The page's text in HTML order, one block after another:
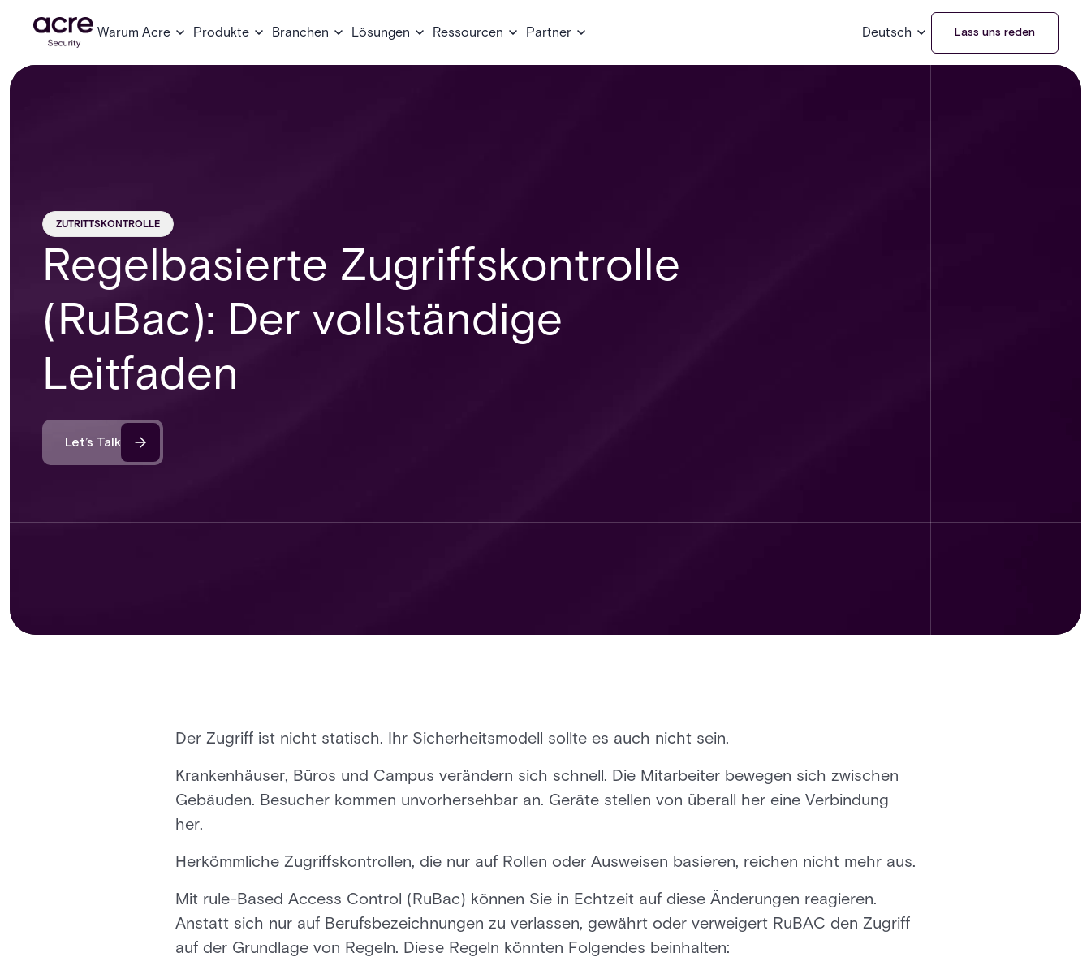
Warum Acre Produkte Branchen Lösungen Ressourcen Partner Deutsch Lass uns reden
ZUTRITTSKONTROLLE
Regelbasierte Zugriffskontrolle
(RuBac): Der vollständige
Leitfaden
Let’s Talk
Der Zugriff ist nicht statisch. Ihr Sicherheitsmodell sollte es auch nicht sein.
Krankenhäuser, Büros und Campus verändern sich schnell. Die Mitarbeiter bewegen sich zwischen
Gebäuden. Besucher kommen unvorhersehbar an. Geräte stellen von überall her eine Verbindung
her.
Herkömmliche Zugriffskontrollen, die nur auf Rollen oder Ausweisen basieren, reichen nicht mehr aus.
Mit rule-Based Access Control (RuBac) können Sie in Echtzeit auf diese Änderungen reagieren.
Anstatt sich nur auf Berufsbezeichnungen zu verlassen, gewährt oder verweigert RuBAC den Zugriff
auf der Grundlage von Regeln. Diese Regeln könnten Folgendes beinhalten: